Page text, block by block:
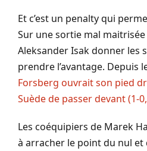
Et c’est un penalty qui
Sur une sortie mal
Aleksander Isak donner les
prendre l’avantage. Depuis
Forsberg ouvrait son pied
Suède de passer devant (1-
Les coéquipiers de Marek
à arracher le point du nul